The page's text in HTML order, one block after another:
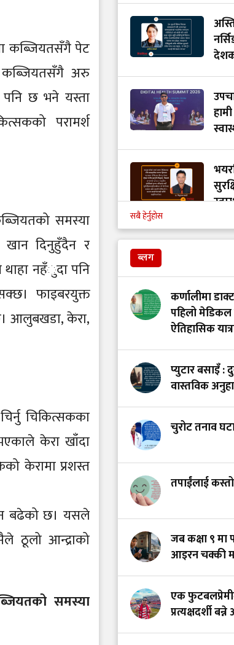
कब्जियतसँगै पेट
कब्जियतसँगै अरु
छ भने यस्ता
परामर्श
समस्या
दिनुहुँदैन र
थाहा नहँुदा पनि
फाइबरयुक्त
आलुबखडा, केरा,
चिकित्सकका
केरा खाँदा
केरामा प्रशस्त
बढेको छ। यसले
ठूलो आन्द्राको
समस्या
डा. अमात्यलाई
इयरफोनको
गर्छ ?
हुँदा
सेवा:
र
सबै हेर्नुहोस
ब्लग
कर्णालीमा
पहिलो मेडिकल
ऐतिहासिक
प्युटार बसाइँ :
वास्तविक
चुरोट तनाव
तपाईंलाई
जब कक्षा ९ मा
आइरन चक्की
एक
प्रत्यक्षदर्शी